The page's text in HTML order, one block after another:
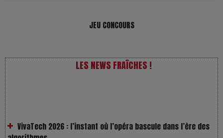
JEU CONCOURS
LES NEWS FRAÎCHES !